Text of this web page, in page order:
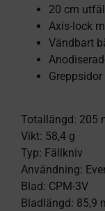
20 cm
Axis-lock
Vändbart
Totallängd: 205
Vikt: 58,4 g
Typ: Fällkniv
Användning:
Blad: CPM-3V
Bladlängd: 85,9